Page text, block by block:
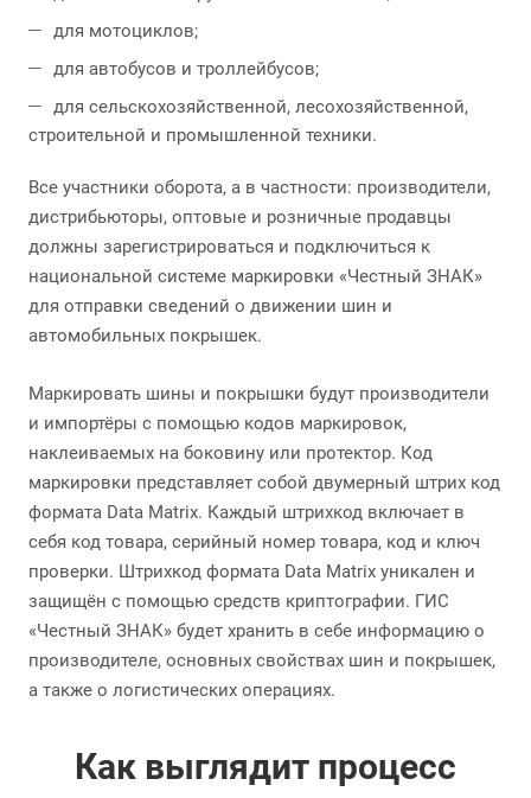
для мотоциклов;
для автобусов и троллейбусов;
для сельскохозяйственной, лесохозяйственной,
строительной и промышленной техники.
Все участники оборота, а в частности: производители,
дистрибьюторы, оптовые и розничные продавцы
должны зарегистрироваться и подключиться к
национальной системе маркировки «Честный ЗНАК»
для отправки сведений о движении шин и
автомобильных покрышек.
Маркировать шины и покрышки будут производители
и импортёры с помощью кодов маркировок,
наклеиваемых на боковину или протектор. Код
маркировки представляет собой двумерный штрих код
формата Data Matrix. Каждый штрихкод включает в
себя код товара, серийный номер товара, код и ключ
проверки. Штрихкод формата Data Matrix уникален и
защищён с помощью средств криптографии. ГИС
«Честный ЗНАК» будет хранить в себе информацию о
производителе, основных свойствах шин и покрышек,
а также о логистических операциях.
Как выглядит процесс